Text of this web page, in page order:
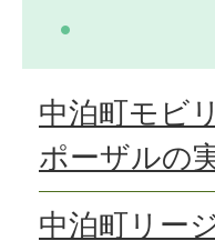
中泊町モビ
ポーザルの
中泊町リー